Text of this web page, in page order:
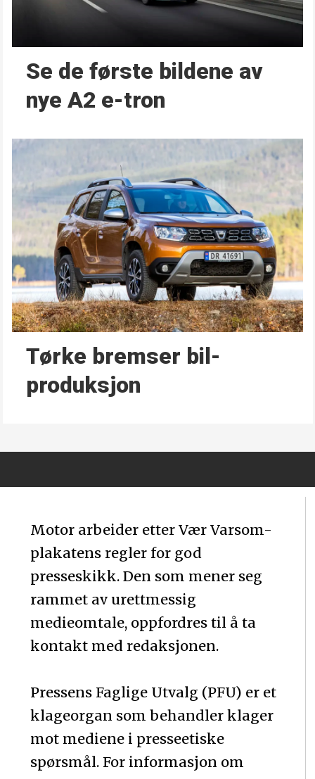
Se de første bildene av
nye A2 e-tron
Tørke bremser bil­
produksjon
Motor arbeider etter Vær Varsom-
plakatens regler for god
presseskikk. Den som mener seg
rammet av urettmessig
medieomtale, oppfordres til å ta
kontakt med redaksjonen.
Pressens Faglige Utvalg (PFU) er et
klageorgan som behandler klager
mot mediene i presseetiske
spørsmål. For informasjon om